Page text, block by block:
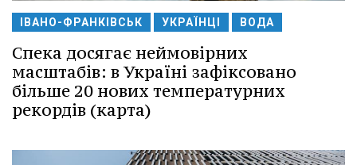
ІВАНО-ФРАНКІВСЬК УКРАЇНЦІ ВОДА
Спека досягає неймовірних
масштабів: в Україні зафіксовано
більше 20 нових температурних
рекордів (карта)